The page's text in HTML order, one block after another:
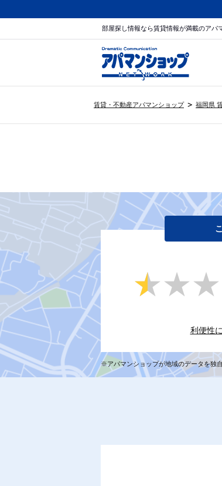
部屋探し情報なら賃貸情報が満載のアパ
賃貸・不動産アパマンショップ 福岡県
利便性
※アパマンショップが地域のデータを独